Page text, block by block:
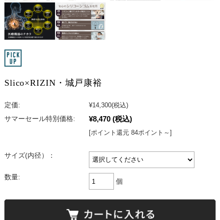
Slico×RIZIN・城戸康裕
定価: ¥14,300(税込)
サマーセール特別価格:
¥8,470 (税込)
[ポイント還元 84ポイント～]
サイズ(内径）：
数量:
個